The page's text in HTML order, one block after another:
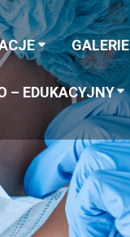
GALERIE
– EDUKACYJNY